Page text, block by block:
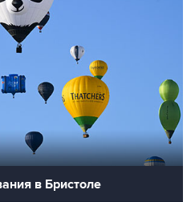
в Бристоле